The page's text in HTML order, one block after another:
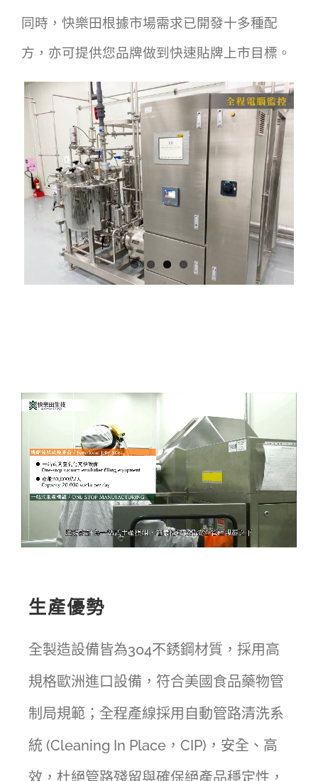
同時，快樂田根據市場需求已開發十多種配
方，亦可提供您品牌做到快速貼牌上市目標。
生產優勢
全製造設備皆為304不銹鋼材質，採用高
規格歐洲進口設備，符合美國食品藥物管
制局規範；全程產線採用自動管路清洗系
統 (Cleaning In Place，CIP)，安全、高
效，杜絕管路殘留與確保絕產品穩定性，